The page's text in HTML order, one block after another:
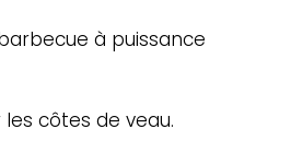
à puissance
côtes de veau.